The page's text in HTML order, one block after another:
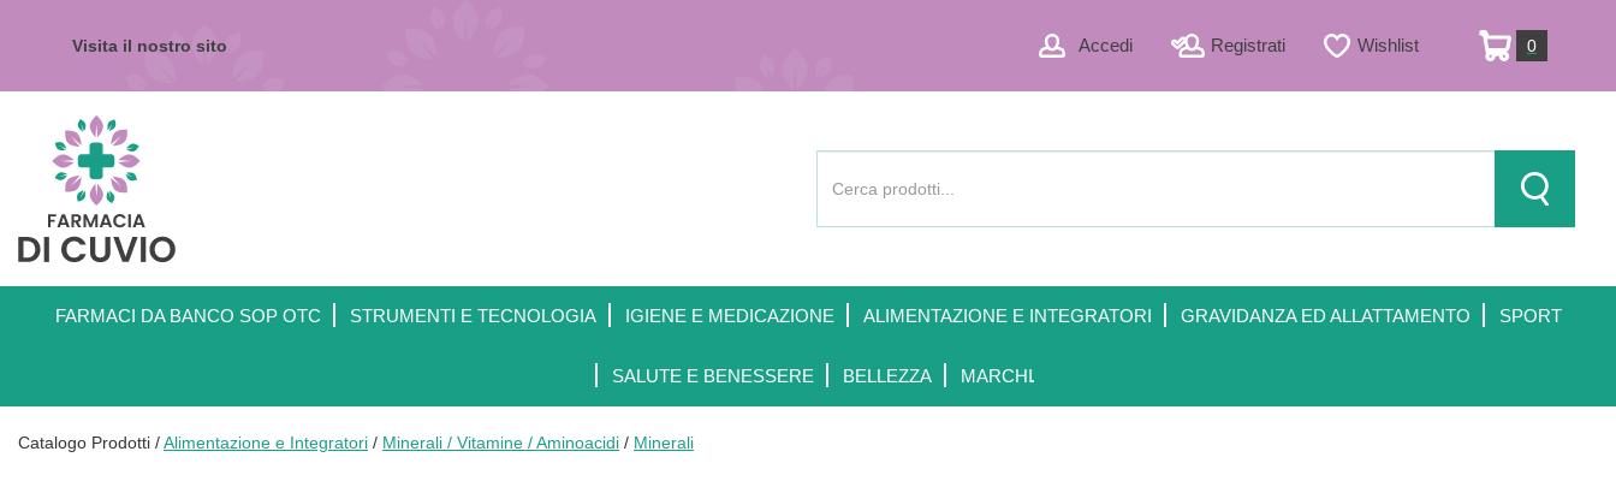
Visita il nostro sito Accedi Registrati Wishlist 0
ARTICOLI
Farmacia
Cuvio
Prodotto
Cerca
FARMACI DA BANCO SOP OTC STRUMENTI E TECNOLOGIA IGIENE E MEDICAZIONE ALIMENTAZIONE E INTEGRATORI GRAVIDANZA ED ALLATTAMENTO SPORT
SALUTE E BENESSERE BELLEZZA MARCHI
Catalogo Prodotti /Alimentazione e Integratori / Minerali / Vitamine / Aminoacidi / Minerali